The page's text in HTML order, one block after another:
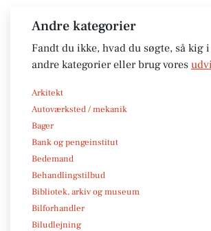
Andre kategorier
Fandt du ikke, hvad du søgte, så kig
andre kategorier eller brug vores
Arkitekt
Autoværksted / mekanik
Bager
Bank og pengeinstitut
Bedemand
Behandlingstilbud
Bibliotek, arkiv og museum
Bilforhandler
Biludlejning